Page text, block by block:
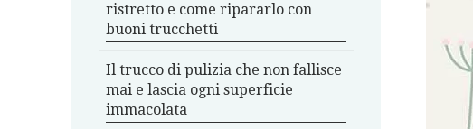
ristretto e come ripararlo con
buoni trucchetti
Il trucco di pulizia che non fallisce
mai e lascia ogni superficie
immacolata